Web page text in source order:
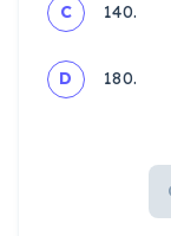
C 140.
D 180.